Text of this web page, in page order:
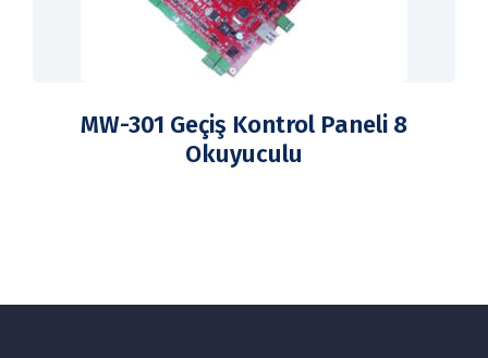
MW-301 Geçiş Kontrol Paneli 8
Okuyuculu